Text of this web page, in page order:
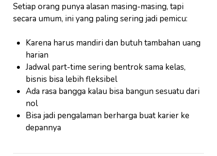
Setiap orang punya alasan masing-masing, tapi
secara umum, ini yang paling sering jadi pemicu:
Karena harus mandiri dan butuh tambahan uang
harian
Jadwal part-time sering bentrok sama kelas,
bisnis bisa lebih fleksibel
Ada rasa bangga kalau bisa bangun sesuatu dari
nol
Bisa jadi pengalaman berharga buat karier ke
depannya